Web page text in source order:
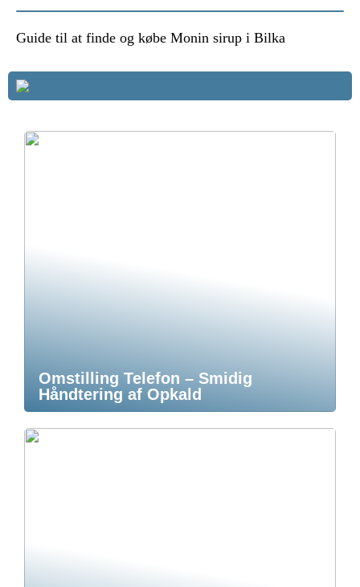
Guide til at finde og købe Monin sirup i Bilka
Omstilling Telefon – Smidig
Håndtering af Opkald